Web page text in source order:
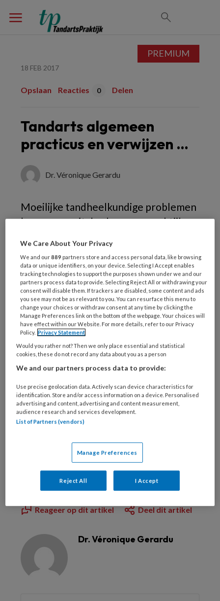
18 FEB 2017
Opslaan Reacties 0 Delen
Tandarts algemeen
practicus en verwijzen …
Dr. Véronique Gerardu
Moeilijke tandheelkundige problemen
kunnen vanuit de algemene praktijk
gedifferentieerde collega. Ook
patiënten die we om welke reden dan
ook liever niet zelf behandelen in de
algemene praktijk kunnen we naar
iemand anders verwijzen.
PREMIUM
Bekijk de mogelijkheden
Dit artikel is verschenen in
TandartsPraktijk nr.
1, 2017.
PREMIUM
Reageer op dit artikel Deel dit artikel
Dr. Véronique Gerardu
We Care About Your Privacy
We and our889 partners store and access personal data, like browsing
data or unique identifiers, on your device. Selecting I Accept enables
tracking technologies to support the purposes shown under we and our
partners process data to provide. Selecting Reject All or withdrawing your
consent will disable them. If trackers are disabled, some content and ads
you see may not be as relevant to you. You can resurface this menu to
change your choices or withdraw consent at any time by clicking the
Manage Preferences link on the bottom of the webpage. Your choices will
have effect within our Website. For more details, refer to our Privacy
Policy. Privacy Statement
Would you rather not? Then we only place essential and statistical
cookies, these do not record any data about you as a person
We and our partners process data to provide:
Use precise geolocation data. Actively scan device characteristics for
identification. Store and/or access information on a device. Personalised
advertising and content, advertising and content measurement,
audience research and services development.
List of Partners (vendors)
Manage Preferences
Reject All I Accept